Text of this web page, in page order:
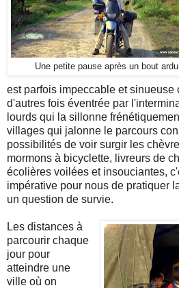
Une petite pause après un bout ardu
est parfois impeccable et sinueuse
d'autres fois éventrée par
lourds qui la sillonne
villages qui jalonne le parcours
possibilités de voir surgir les
mormons à bicyclette, livreurs de
écolières voilées et insouciantes,
impérative pour nous de pratiquer
un question de survie.
Les distances à
parcourir chaque
jour pour
atteindre une
ville où on